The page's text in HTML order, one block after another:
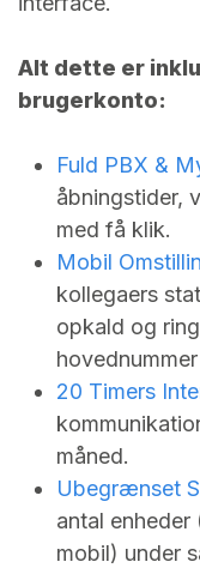
Alt dette er
brugerkonto:
Fuld PBX &
åbningstider,
med få klik.
Mobil
kollegaers
opkald og
20 Timers
måned.
Ubegrænset
antal
mobil) under